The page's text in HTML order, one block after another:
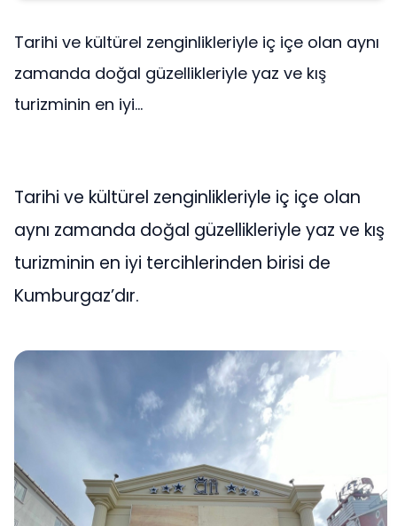
Tarihi ve kültürel zenginlikleriyle iç içe olan aynı
zamanda doğal güzellikleriyle yaz ve kış
turizminin en iyi...
Tarihi ve kültürel zenginlikleriyle iç içe olan
aynı zamanda doğal güzellikleriyle yaz ve kış
turizminin en iyi tercihlerinden birisi de
Kumburgaz’dır.